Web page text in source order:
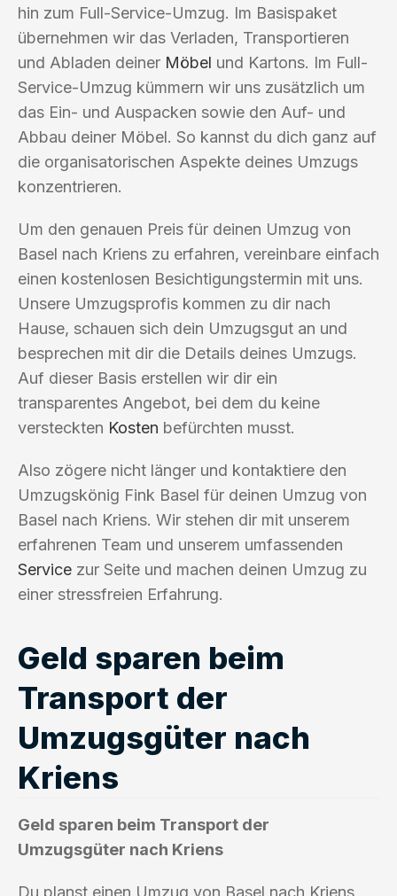
hin zum Full-Service-Umzug. Im Basispaket
übernehmen wir das Verladen, Transportieren
und Abladen deiner Möbel und Kartons. Im Full-
Service-Umzug kümmern wir uns zusätzlich um
das Ein- und Auspacken sowie den Auf- und
Abbau deiner Möbel. So kannst du dich ganz auf
die organisatorischen Aspekte deines Umzugs
konzentrieren.
Um den genauen Preis für deinen Umzug von
Basel nach Kriens zu erfahren, vereinbare einfach
einen kostenlosen Besichtigungstermin mit uns.
Unsere Umzugsprofis kommen zu dir nach
Hause, schauen sich dein Umzugsgut an und
besprechen mit dir die Details deines Umzugs.
Auf dieser Basis erstellen wir dir ein
transparentes Angebot, bei dem du keine
versteckten Kosten befürchten musst.
Also zögere nicht länger und kontaktiere den
Umzugskönig Fink Basel für deinen Umzug von
Basel nach Kriens. Wir stehen dir mit unserem
erfahrenen Team und unserem umfassenden
Service zur Seite und machen deinen Umzug zu
einer stressfreien Erfahrung.
Geld sparen beim
Transport der
Umzugsgüter nach
Kriens
Geld sparen beim Transport der
Umzugsgüter nach Kriens
Du planst einen Umzug von Basel nach Kriens